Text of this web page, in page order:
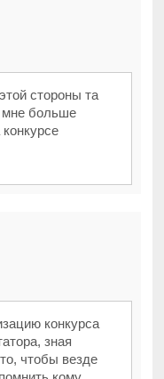
стороны та
мне больше
конкурса
зная
чтобы везде